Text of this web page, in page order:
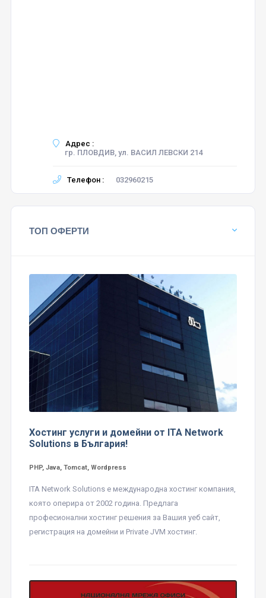
Адрес :
гр. ПЛОВДИВ, ул. ВАСИЛ ЛЕВСКИ 214
Телефон : 032960215
ТОП ОФЕРТИ
Хостинг услуги и домейни от ITA Network
Solutions в България!
PHP, Java, Tomcat, Wordpress
ITA Network Solutions е международна хостинг компания,
която оперира от 2002 година. Предлага
професионални хостинг решения за Вашия уеб сайт,
регистрация на домейни и Private JVM хостинг.